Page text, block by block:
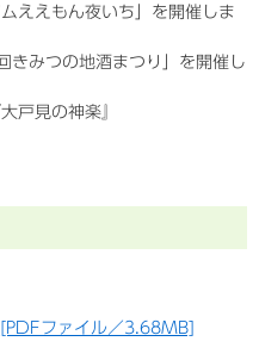
ええもん夜いち」を開催しま
きみつの地酒まつり」を開催し
戸見の神楽』
ファイル／3.68MB]